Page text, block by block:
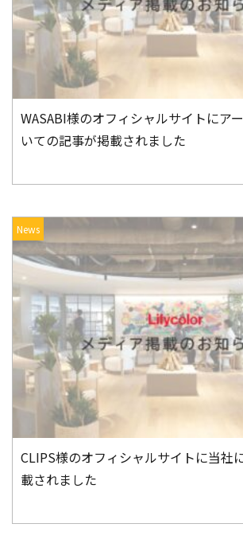
WASABI様のオフィシャルサイトにア
いての記事が掲載されました
News
CLIPS様のオフィシャルサイトに当社
載されました